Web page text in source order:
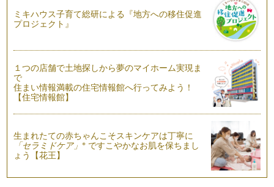
夏こそ！ネイチャー＆グリーンと
夏真っ盛りの８月。カーテンの隙間から挿しこむ明るい光
心の花を飾りませんか？
朝から元気な蝉の声が聞こえるようになりました。どこまで
も真…
夏の花を愛でましょう
７月。梅雨が明けると一気に空は青さを増し、雲はむくむくと
膨らみます。太陽は眩しく照りつけて…
押し花って楽しいね♪ ②押し花のペーパークラフト
恵みの雨は、自然にも私たちにも嬉しいものです。外には出掛
けられないけれど、雨音や…
ミキハウス子育て総研による『地方への移住促進
プロジェクト』
１つの店舗で土地探しから夢のマイホーム実現ま
で
住まい情報満載の住宅情報館へ行ってみよう！
【住宅情報館】
生まれたての赤ちゃんこそスキンケアは丁寧に
「セラミドケア」※ ですこやかなお肌を保ちまし
ょう【花王】